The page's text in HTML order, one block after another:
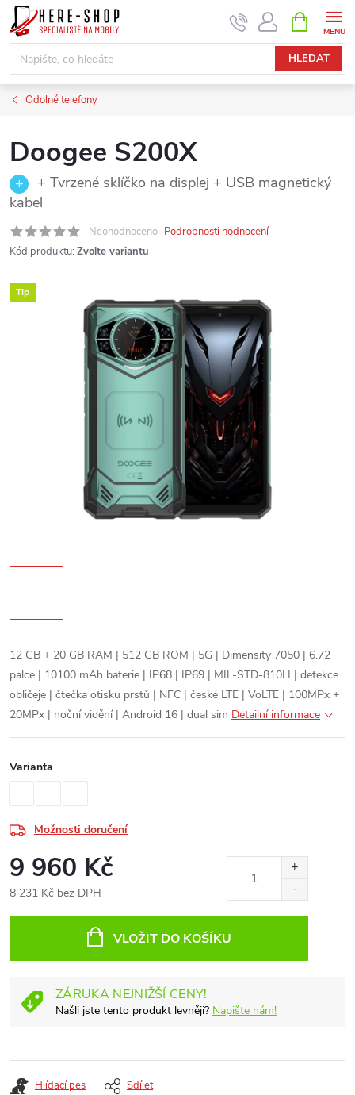
Přejít
na
obsah
HLEDAT
NÁKUPNÍ
KOŠÍK
Odolné telefony
Doogee S200X
+ Tvrzené sklíčko na displej + USB magnetický
kabel
Neohodnoceno Podrobnosti hodnocení
Kód produktu: Zvolte variantu
Tip
12 GB + 20 GB RAM | 512 GB ROM | 5G | Dimensity 7050 | 6.72
palce | 10100 mAh baterie | IP68 | IP69 | MIL-STD-810H | detekce
obličeje | čtečka otisku prstů | NFC | české LTE | VoLTE | 100MPx +
20MPx | noční vidění | Android 16 | dual sim Detailní informace
Varianta
Možnosti doručení
9 960 Kč
8 231 Kč bez DPH
VLOŽIT DO KOŠÍKU
ZÁRUKA NEJNIŽŠÍ CENY!
Našli jste tento produkt levněji? Napište nám!
Hlídací pes Sdílet